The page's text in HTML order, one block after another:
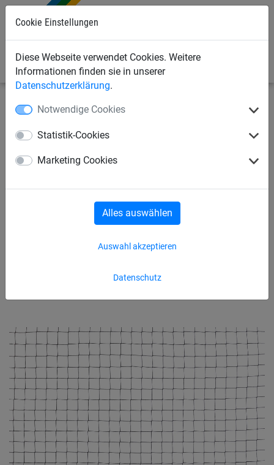
Cookie Einstellungen
Diese Webseite verwendet Cookies. Weitere
Informationen finden sie in unserer
Datenschutzerklärung.
Notwendige Cookies
Statistik-Cookies
Marketing Cookies
Datenschutz
Auswahl akzeptieren
Alles auswählen
Industrienetze
Netze für Haus, Garten & Freizeit
Schutznetz aus Polypropylen,
Ø 1,5 mm, Maschenweite 30
mm - nach Maß